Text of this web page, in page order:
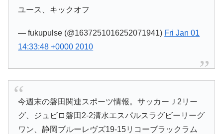
ユース、キックオフ
— fukupulse (@1637251016252071941) Fri Jan 01
14:33:48 +0000 2010
今週末の磐田関連スポーツ情報。サッカーＪ2リー
グ、ジュビロ磐田2-2清水エスパルスラグビーリーグ
ワン、静岡ブルーレヴズ19-15リコーブラックラム